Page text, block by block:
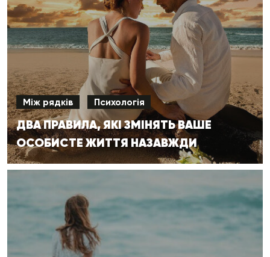
Між рядків Психологія
ДВА ПРАВИЛА, ЯКІ ЗМІНЯТЬ ВАШЕ
ОСОБИСТЕ ЖИТТЯ НАЗАВЖДИ